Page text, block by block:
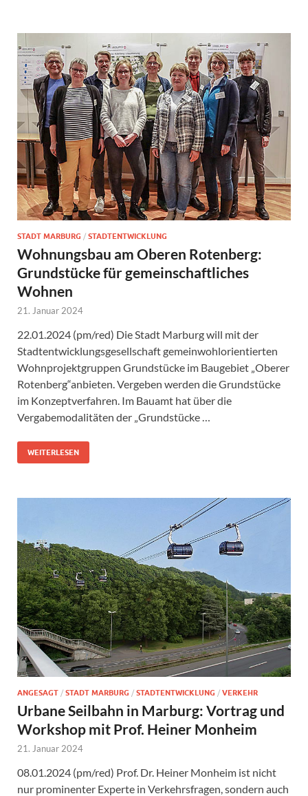
STADT MARBURG / STADTENTWICKLUNG
Wohnungsbau am Oberen Rotenberg:
Grundstücke für gemeinschaftliches
Wohnen
21. Januar 2024
22.01.2024 (pm/red) Die Stadt Marburg will mit der
Stadtentwicklungsgesellschaft gemeinwohlorientierten
Wohnprojektgruppen Grundstücke im Baugebiet „Oberer
Rotenberg“anbieten. Vergeben werden die Grundstücke
im Konzeptverfahren. Im Bauamt hat über die
Vergabemodalitäten der „Grundstücke …
WEITERLESEN
ANGESAGT / STADT MARBURG / STADTENTWICKLUNG / VERKEHR
Urbane Seilbahn in Marburg: Vortrag und
Workshop mit Prof. Heiner Monheim
21. Januar 2024
08.01.2024 (pm/red) Prof. Dr. Heiner Monheim ist nicht
nur prominenter Experte in Verkehrsfragen, sondern auch